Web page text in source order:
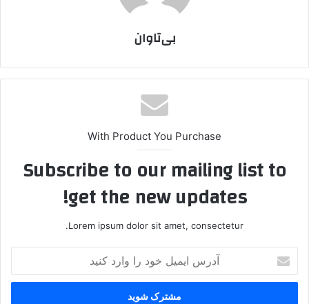
بی‌تاوان
With Product You Purchase
Subscribe to our mailing list to
get the new updates!
Lorem ipsum dolor sit amet, consectetur.
ر